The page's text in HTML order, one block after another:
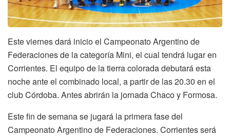
Este viernes dará inicio el Campeonato Argentino de
Federaciones de la categoría Mini, el cual tendrá lugar en
Corrientes. El equipo de la tierra colorada debutará esta
noche ante el combinado local, a partir de las 20.30 en el
club Córdoba. Antes abrirán la jornada Chaco y Formosa.
Este fin de semana se jugará la primera fase del
Campeonato Argentino de Federaciones. Corrientes será